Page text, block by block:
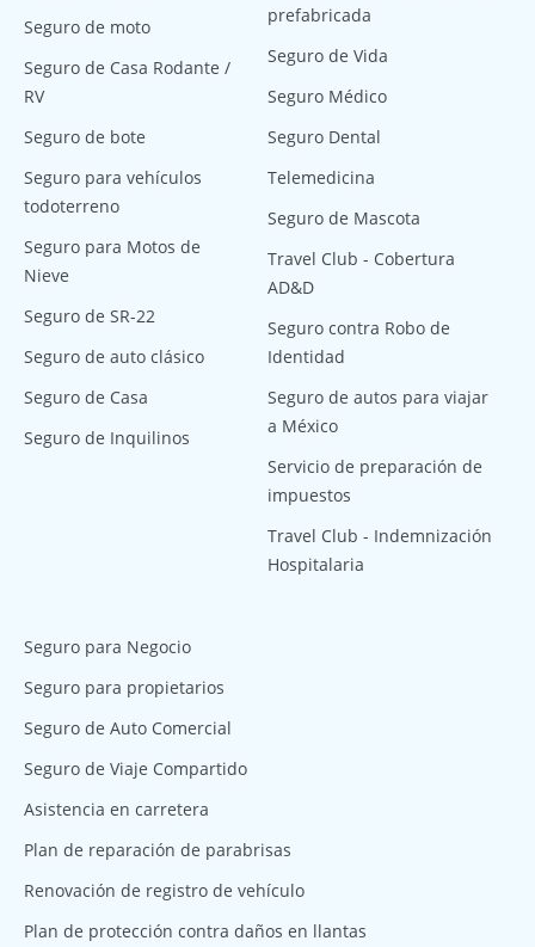
Seguro de moto
Seguro de Casa Rodante /
RV
Seguro de bote
Seguro para vehículos
todoterreno
Seguro para Motos de
Nieve
Seguro de SR-22
Seguro de auto clásico
Seguro de Casa
Seguro de Inquilinos
prefabricada
Seguro de Vida
Seguro Médico
Seguro Dental
Telemedicina
Seguro de Mascota
Travel Club - Cobertura
AD&D
Seguro contra Robo de
Identidad
Seguro de autos para viajar
a México
Servicio de preparación de
impuestos
Travel Club - Indemnización
Hospitalaria
Seguro para Negocio
Seguro para propietarios
Seguro de Auto Comercial
Seguro de Viaje Compartido
Asistencia en carretera
Plan de reparación de parabrisas
Renovación de registro de vehículo
Plan de protección contra daños en llantas